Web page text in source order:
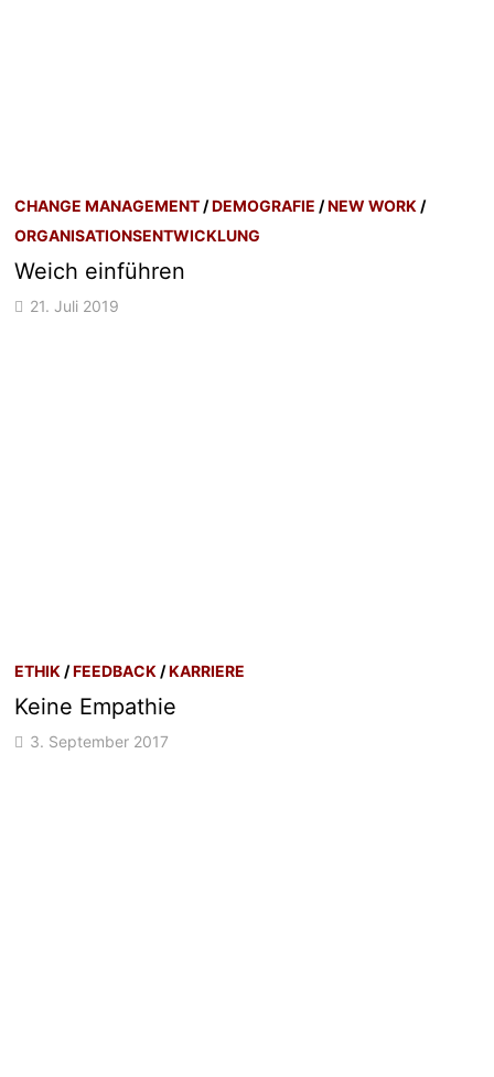
CHANGE MANAGEMENT /DEMOGRAFIE /NEW WORK /
ORGANISATIONSENTWICKLUNG
Weich einführen
21. Juli 2019
ETHIK /FEEDBACK /KARRIERE
Keine Empathie
3. September 2017